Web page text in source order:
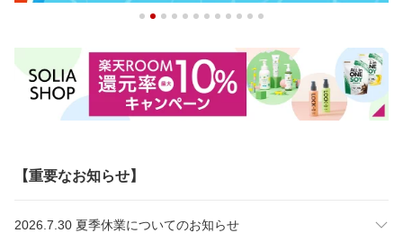
【重要なお知らせ】
2026.7.30 夏季休業についてのお知らせ